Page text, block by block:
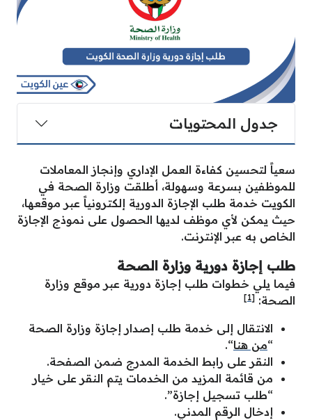
جدول المحتويات
سعياً لتحسين كفاءة العمل الإداري وإنجاز المعاملات
للموظفين بسرعة وسهولة، أطلقت وزارة الصحة في
الكويت خدمة طلب الإجازة الدورية إلكترونياً عبر موقعها،
حيث يمكن لأي موظف لديها الحصول على نموذج الإجازة
الخاص به عبر الإنترنت.
طلب إجازة دورية وزارة الصحة
فيما يلي خطوات طلب إجازة دورية عبر موقع وزارة
الصحة: [1]
الانتقال إلى خدمة طلب إصدار إجازة وزارة الصحة
“من هنا“.
النقر على رابط الخدمة المدرج ضمن الصفحة.
من قائمة المزيد من الخدمات يتم النقر على خيار
“طلب تسجيل إجازة”.
إدخال الرقم المدني.